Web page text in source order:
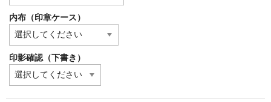
内布（印章ケース）
印影確認（下書き）